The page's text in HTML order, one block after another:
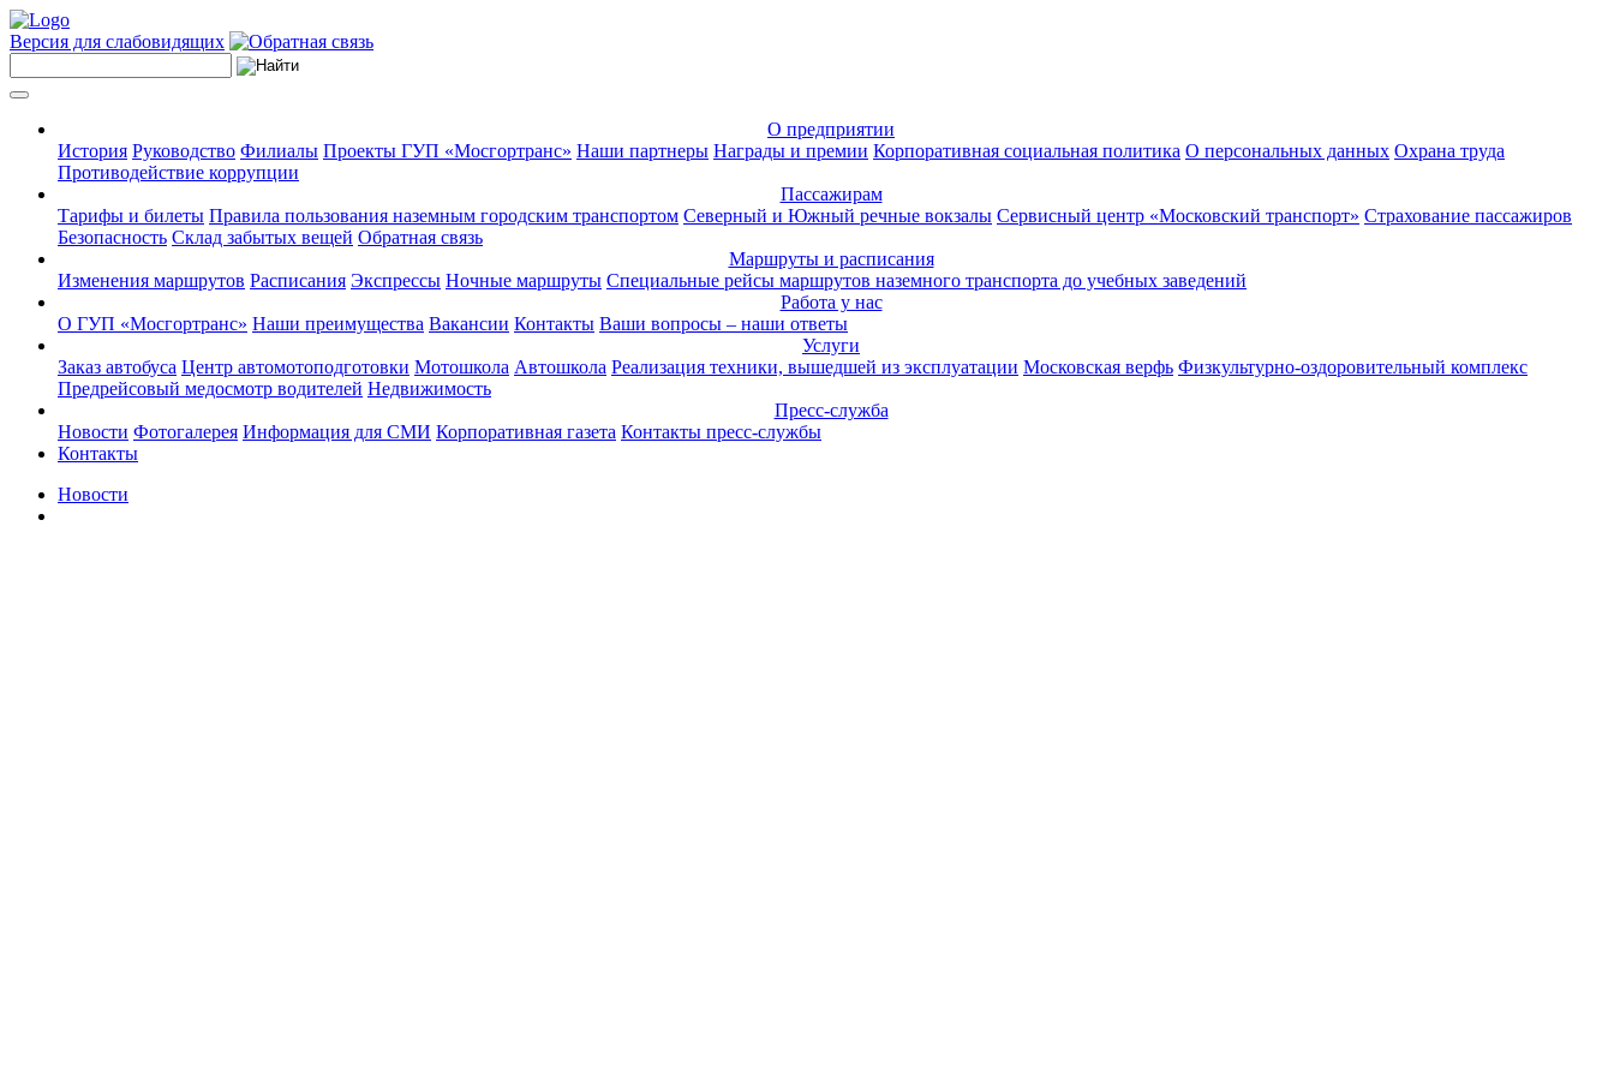
Версия для слабовидящих
О предприятии
История Руководство Филиалы Проекты ГУП «Мосгортранс» Наши партнеры Награды и премии Корпоративная социальная политика О персональных данных Охрана труда
Противодействие коррупции
Пассажирам
Тарифы и билеты Правила пользования наземным городским транспортом Северный и Южный речные вокзалы Сервисный центр «Московский транспорт» Страхование пассажиров
Безопасность Склад забытых вещей Обратная связь
Маршруты и расписания
Изменения маршрутов Расписания Экспрессы Ночные маршруты Специальные рейсы маршрутов наземного транспорта до учебных заведений
Работа у нас
О ГУП «Мосгортранс» Наши преимущества Вакансии Контакты Ваши вопросы – наши ответы
Услуги
Заказ автобуса Центр автомотоподготовки Мотошкола Автошкола Реализация техники, вышедшей из эксплуатации Московская верфь Физкультурно-оздоровительный комплекс
Предрейсовый медосмотр водителей Недвижимость
Пресс-служба
Новости Фотогалерея Информация для СМИ Корпоративная газета Контакты пресс-службы
Контакты
Новости